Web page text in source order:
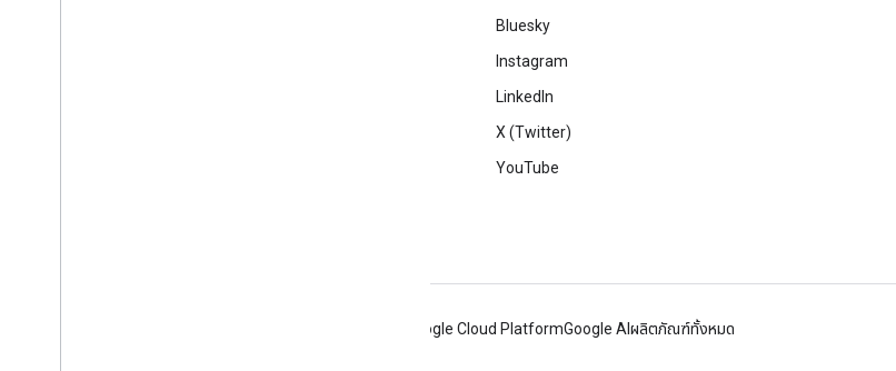
Bluesky
Instagram
LinkedIn
X (Twitter)
YouTube
Google Cloud PlatformGoogle AI ผลิตภัณฑ์ทั้งหมด